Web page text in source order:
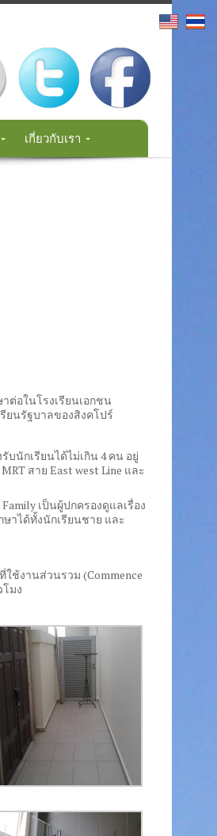
เกี่ยวกับเรา
ต่อในโรงเรียนเอกชน
รียนรัฐบาลของสิงคโปร์
บนักเรียนได้ไม่เกิน 4คน อยู่
MRT สาย East west Line และ
เป็นผู้ปกครองดูแลเรื่อง
าได้ทั้งนักเรียนชาย และ
ใช้งานส่วนรวม (Commence
มง